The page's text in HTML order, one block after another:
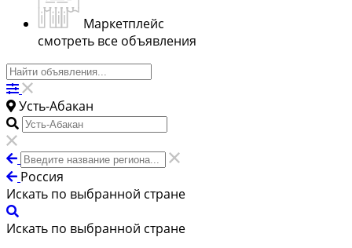
Маркетплейс
смотреть все объявления
Усть-Абакан
Россия
Искать по выбранной стране
Искать по выбранной стране